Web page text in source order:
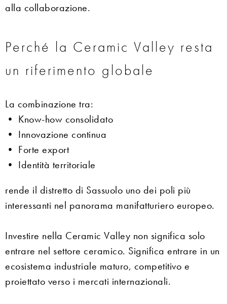
alla collaborazione.
Perché la Ceramic Valley resta
un riferimento globale
La combinazione tra:
• Know-how consolidato
• Innovazione continua
• Forte export
• Identità territoriale
rende il distretto di Sassuolo uno dei poli più
interessanti nel panorama manifatturiero europeo.
Investire nella Ceramic Valley non significa solo
entrare nel settore ceramico. Significa entrare in un
ecosistema industriale maturo, competitivo e
proiettato verso i mercati internazionali.